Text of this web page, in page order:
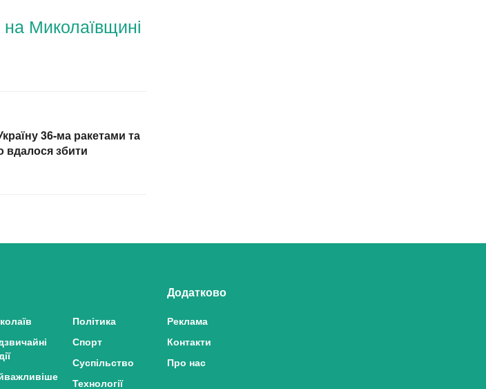
Миколаївщині
36-ма ракетами та
збити
Політика
Спорт
Суспільство
Технології
Додатково
Реклама
Контакти
Про нас